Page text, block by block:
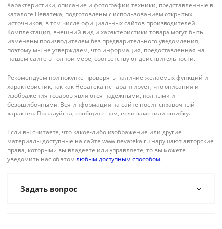
Характеристики, описание и фотографии техники, представленные в
каталоге Неватека, подготовлены с использованием открытых
источников, в том числе официальных сайтов производителей.
Комплектация, внешний вид и характеристики товара могут быть
изменены производителем без предварительного уведомления,
поэтому мы не утверждаем, что информация, предоставленная на
нашем сайте в полной мере, соответствуют действительности.
Рекомендуем при покупке проверять наличие желаемых функций и
характеристик, так как Неватека не гарантирует, что описания и
изображения товаров являются надежными, полными и
безошибочными. Вся информация на сайте носит справочный
характер. Пожалуйста, сообщите нам, если заметили ошибку.
Если вы считаете, что какое-либо изображение или другие
материалы доступные на сайте www.nevateka.ru нарушают авторские
права, которыми вы владеете или управляете, то вы можете
уведомить нас об этом любым доступным способом.
Задать вопрос